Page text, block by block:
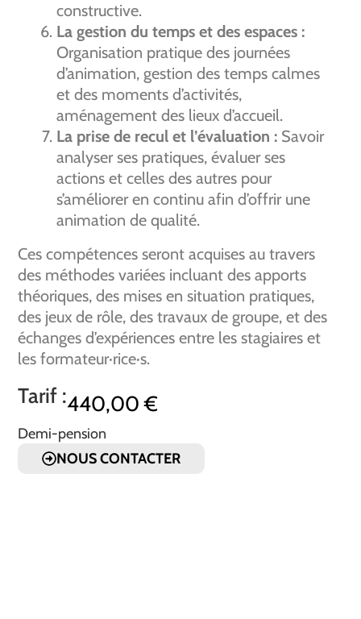
constructive.
La gestion du temps et des espaces :
Organisation pratique des journées
d’animation, gestion des temps calmes
et des moments d’activités,
aménagement des lieux d’accueil.
La prise de recul et l’évaluation : Savoir
analyser ses pratiques, évaluer ses
actions et celles des autres pour
s’améliorer en continu afin d’offrir une
animation de qualité.
Ces compétences seront acquises au travers
des méthodes variées incluant des apports
théoriques, des mises en situation pratiques,
des jeux de rôle, des travaux de groupe, et des
échanges d’expériences entre les stagiaires et
les formateur·rice·s.
Tarif :440,00€
Demi-pension
NOUS CONTACTER